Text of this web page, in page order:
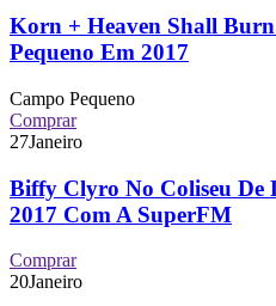
Korn + Heaven Shall
Pequeno Em 2017
Campo Pequeno
Comprar
27Janeiro
Biffy Clyro No Coliseu De
2017 Com A SuperFM
Comprar
20Janeiro